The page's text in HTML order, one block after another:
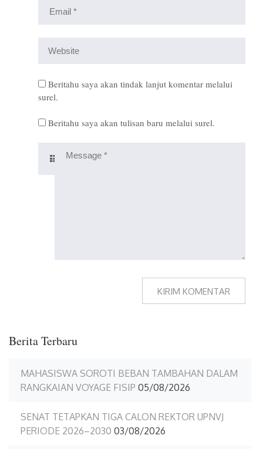
Beritahu saya akan tindak lanjut komentar melalui
surel.
Beritahu saya akan tulisan baru melalui surel.
Berita Terbaru
MAHASISWA SOROTI BEBAN TAMBAHAN DALAM
RANGKAIAN VOYAGE FISIP 05/08/2026
SENAT TETAPKAN TIGA CALON REKTOR UPNVJ
PERIODE 2026–2030 03/08/2026